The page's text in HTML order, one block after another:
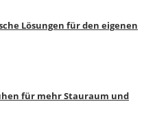
Lösungen für den eigenen
für mehr Stauraum und